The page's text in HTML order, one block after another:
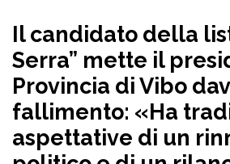
Il candidato della
Serra” mette il
Provincia di Vibo
fallimento: «Ha
aspettative di un